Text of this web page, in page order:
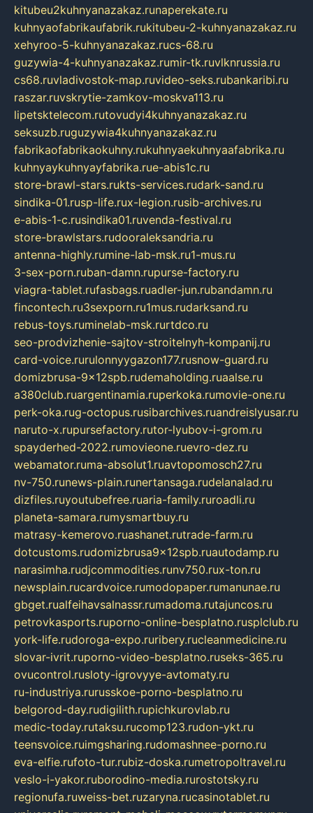
kitubeu2kuhnyanazakaz.runaperekate.ru
kuhnyaofabrikaufabrik.rukitubeu-2-kuhnyanazakaz.ru
xehyroo-5-kuhnyanazakaz.rucs-68.ru
guzywia-4-kuhnyanazakaz.rumir-tk.ruvlknrussia.ru
cs68.ruvladivostok-map.ruvideo-seks.rubankaribi.ru
raszar.ruvskrytie-zamkov-moskva113.ru
lipetsktelecom.rutovudyi4kuhnyanazakaz.ru
seksuzb.ruguzywia4kuhnyanazakaz.ru
fabrikaofabrikaokuhny.rukuhnyaekuhnyaafabrika.ru
kuhnyaykuhnyayfabrika.rue-abis1c.ru
store-brawl-stars.rukts-services.rudark-sand.ru
sindika-01.rusp-life.rux-legion.rusib-archives.ru
e-abis-1-c.rusindika01.ruvenda-festival.ru
store-brawlstars.rudooraleksandria.ru
antenna-highly.rumine-lab-msk.ru1-mus.ru
3-sex-porn.ruban-damn.rupurse-factory.ru
viagra-tablet.rufasbags.ruadler-jun.rubandamn.ru
fincontech.ru3sexporn.ru1mus.rudarksand.ru
rebus-toys.ruminelab-msk.rurtdco.ru
seo-prodvizhenie-sajtov-stroitelnyh-kompanij.ru
card-voice.rurulonnyygazon177.rusnow-guard.ru
domizbrusa-9x12spb.rudemaholding.ruaalse.ru
a380club.ruargentinamia.ruperkoka.rumovie-one.ru
perk-oka.rug-octopus.rusibarchives.ruandreislyusar.ru
naruto-x.rupursefactory.rutor-lyubov-i-grom.ru
spayderhed-2022.rumovieone.ruevro-dez.ru
webamator.ruma-absolut1.ruavtopomosch27.ru
nv-750.runews-plain.runertansaga.rudelanalad.ru
dizfiles.ruyoutubefree.ruaria-family.ruroadli.ru
planeta-samara.rumysmartbuy.ru
matrasy-kemerovo.ruashanet.rutrade-farm.ru
dotcustoms.rudomizbrusa9x12spb.ruautodamp.ru
narasimha.rudjcommodities.runv750.rux-ton.ru
newsplain.rucardvoice.rumodopaper.rumanunae.ru
gbget.rualfeihavsalnassr.rumadoma.rutajuncos.ru
petrovkasports.ruporno-online-besplatno.rusplclub.ru
york-life.rudoroga-expo.ruribery.rucleanmedicine.ru
slovar-ivrit.ruporno-video-besplatno.ruseks-365.ru
ovucontrol.rusloty-igrovyye-avtomaty.ru
ru-industriya.rurusskoe-porno-besplatno.ru
belgorod-day.rudigilith.rupichkurovlab.ru
medic-today.rutaksu.rucomp123.rudon-ykt.ru
teensvoice.ruimgsharing.rudomashnee-porno.ru
eva-elfie.rufoto-tur.rubiz-doska.rumetropoltravel.ru
veslo-i-yakor.ruborodino-media.rurostotsky.ru
regionufa.ruweiss-bet.ruzaryna.rucasinotablet.ru